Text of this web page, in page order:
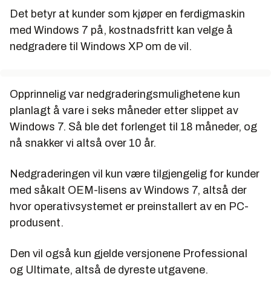
Det betyr at kunder som kjøper en ferdigmaskin
med Windows 7 på, kostnadsfritt kan velge å
nedgradere til Windows XP om de vil.
Opprinnelig var nedgraderingsmulighetene kun
planlagt å vare i seks måneder etter slippet av
Windows 7. Så ble det forlenget til 18 måneder, og
nå snakker vi altså over 10 år.
Nedgraderingen vil kun være tilgjengelig for kunder
med såkalt OEM-lisens av Windows 7, altså der
hvor operativsystemet er preinstallert av en PC-
produsent.
Den vil også kun gjelde versjonene Professional
og Ultimate, altså de dyreste utgavene.